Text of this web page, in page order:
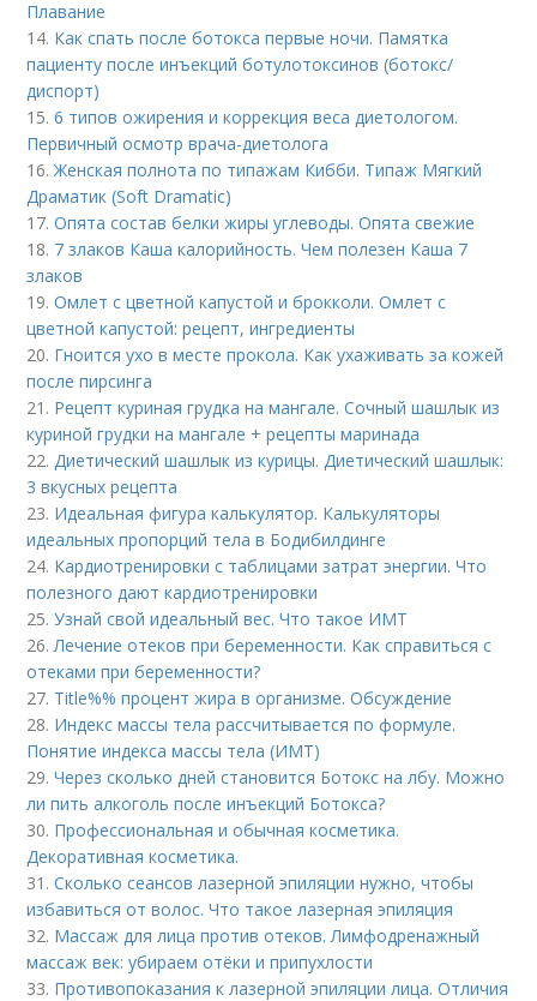
Плавание
14. Как спать после ботокса первые ночи. Памятка
пациенту после инъекций ботулотоксинов (ботокс/
диспорт)
15.6 типов ожирения и коррекция веса диетологом.
Первичный осмотр врача-диетолога
16.Женская полнота по типажам Кибби. Типаж Мягкий
Драматик (Soft Dramatic)
17.Опята состав белки жиры углеводы. Опята свежие
18. 7 злаков Каша калорийность. Чем полезен Каша 7
злаков
19.Омлет с цветной капустой и брокколи. Омлет с
цветной капустой: рецепт, ингредиенты
20. Гноится ухо в месте прокола. Как ухаживать за кожей
после пирсинга
21. Рецепт куриная грудка на мангале. Сочный шашлык из
куриной грудки на мангале + рецепты маринада
22.Диетический шашлык из курицы. Диетический шашлык:
3 вкусных рецепта
23. Идеальная фигура калькулятор. Калькуляторы
идеальных пропорций тела в Бодибилдинге
24. Кардиотренировки с таблицами затрат энергии. Что
полезного дают кардиотренировки
25.Узнай свой идеальный вес. Что такое ИМТ
26.Лечение отеков при беременности. Как справиться с
отеками при беременности?
27. Title%% процент жира в организме. Обсуждение
28. Индекс массы тела рассчитывается по формуле.
Понятие индекса массы тела (ИМТ)
29.Через сколько дней становится Ботокс на лбу. Можно
ли пить алкоголь после инъекций Ботокса?
30. Профессиональная и обычная косметика.
Декоративная косметика.
31.Сколько сеансов лазерной эпиляции нужно, чтобы
избавиться от волос. Что такое лазерная эпиляция
32. Массаж для лица против отеков. Лимфодренажный
массаж век: убираем отёки и припухлости
33. Противопоказания к лазерной эпиляции лица. Отличия